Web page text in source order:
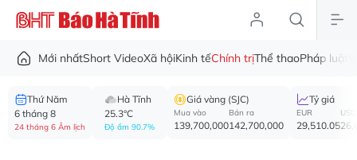
Mới nhấtShort VideoXã hộiKinh tếChính trịThể thaoPháp luật
Thứ Năm
6 tháng 8
24 tháng 6 Âm lịch
Hà Tĩnh
25.3°C
Độ ẩm 90.7%
Giá vàng (SJC)
Mua vào
139,700,000
Bán ra
142,700,000
Tỷ giá
EUR
29,510.05
USD